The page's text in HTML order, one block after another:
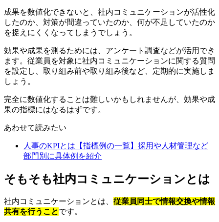
成果を数値化できないと、社内コミュニケーションが活性化
したのか、対策が間違っていたのか、何が不足していたのか
を捉えにくくなってしまうでしょう。
効果や成果を測るためには、アンケート調査などが活用でき
ます。従業員を対象に社内コミュニケーションに関する質問
を設定し、取り組み前や取り組み後など、定期的に実施しま
しょう。
完全に数値化することは難しいかもしれませんが、効果や成
果の指標にはなるはずです。
あわせて読みたい
人事のKPIとは【指標例の一覧】採用や人材管理など
部門別に具体例を紹介
そもそも社内コミュニケーションとは
社内コミュニケーションとは、 従業員同士で情報交換や情報
共有を行うことです。